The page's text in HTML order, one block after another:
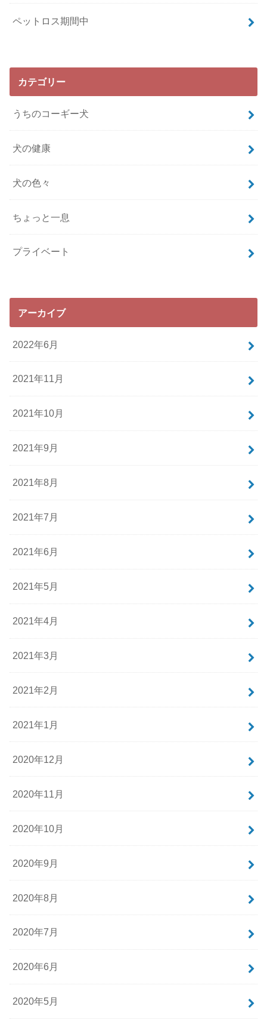
ペットロス期間中
カテゴリー
うちのコーギー犬
犬の健康
犬の色々
ちょっと一息
プライベート
アーカイブ
2022年6月
2021年11月
2021年10月
2021年9月
2021年8月
2021年7月
2021年6月
2021年5月
2021年4月
2021年3月
2021年2月
2021年1月
2020年12月
2020年11月
2020年10月
2020年9月
2020年8月
2020年7月
2020年6月
2020年5月